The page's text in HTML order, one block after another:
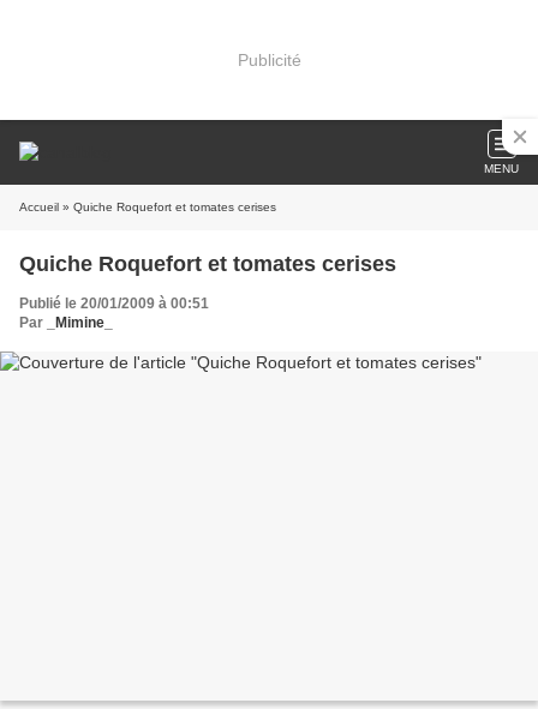
Publicité
MENU
Accueil » Quiche Roquefort et tomates cerises
Quiche Roquefort et tomates cerises
Publié le 20/01/2009 à 00:51
Par
_Mimine_